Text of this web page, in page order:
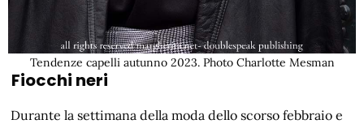
Tendenze capelli autunno 2023. Photo Charlotte Mesman
Fiocchi neri
Durante la settimana della moda dello scorso febbraio e